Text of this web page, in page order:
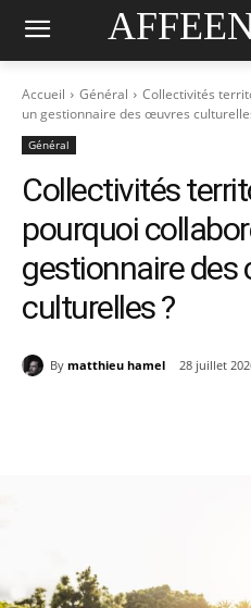
Accueil Général
Collectivités
un gestionnaire des œuvres
Général
Collectivités
pourquoi
gestionnaire
culturelles ?
By matthieu hamel 28 juillet